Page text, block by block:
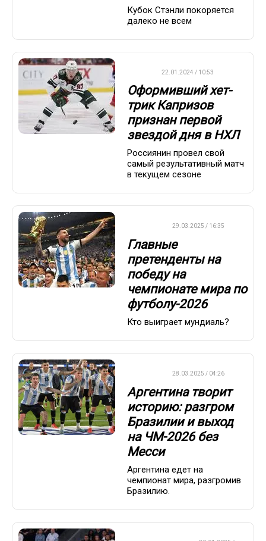
Кубок Стэнли покоряется
далеко не всем
22.01.2024 / 10:53
Оформивший хет-
трик Капризов
признан первой
звездой дня в НХЛ
Россиянин провел свой
самый результативный матч
в текущем сезоне
29.03.2025 / 16:35
Главные
претенденты на
победу на
чемпионате мира по
футболу-2026
Кто выиграет мундиаль?
28.03.2025 / 04:26
Аргентина творит
историю: разгром
Бразилии и выход
на ЧМ-2026 без
Месси
Аргентина едет на
чемпионат мира, разгромив
Бразилию.